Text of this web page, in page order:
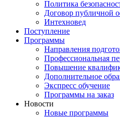
Политика
Договор публичной
Интехновед
Поступление
Программы
Направления
Профессиональная
Повышение
Дополнительное
Экспресс обучение
Программы на заказ
Новости
Новые программы